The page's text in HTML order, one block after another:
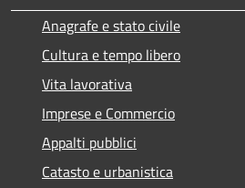
Anagrafe e stato civile
Cultura e tempo libero
Vita lavorativa
Imprese e Commercio
Appalti pubblici
Catasto e urbanistica